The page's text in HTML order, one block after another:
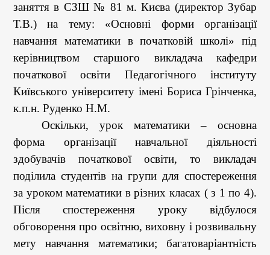
заняття в СЗШ № 81 м. Києва (директор Зубар
Т.В.) на тему: «Основні форми організації
навчання математики в початковій школі» під
керівництвом старшого викладача кафедри
початкової освіти Педагогічного інституту
Київського університету імені Бориса Грінченка,
к.п.н. Руденко Н.М.
Оскільки, урок математики – основна
форма організації навчальної діяльності
здобувачів початкової освіти, то викладач
поділила студентів на групи для спостереження
за уроком математики в різних класах ( з 1 по 4).
Після спостереження уроку відбулося
обговорення про освітню, виховну і розвивальну
мету навчання математики; багатоваріантність